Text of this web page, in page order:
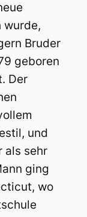
wurde,
Bruder
geboren
Der
und
als sehr
ging
wo